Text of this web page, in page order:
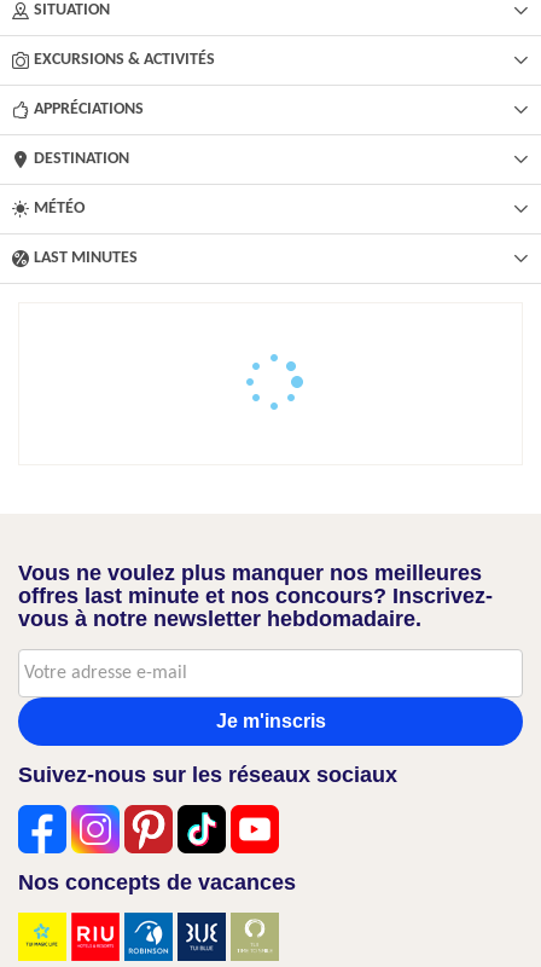
SITUATION
EXCURSIONS & ACTIVITÉS​
APPRÉCIATIONS
DESTINATION
MÉTÉO
LAST MINUTES
Vous ne voulez plus manquer nos meilleures
offres last minute et nos concours? Inscrivez-
vous à notre newsletter hebdomadaire.
Je m'inscris
Suivez-nous sur les réseaux sociaux
Nos concepts de vacances